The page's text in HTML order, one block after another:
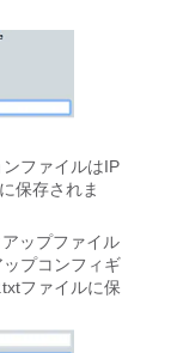
ファイルはIP
保存されま
ップファイル
プコンフィギ
ファイルに保